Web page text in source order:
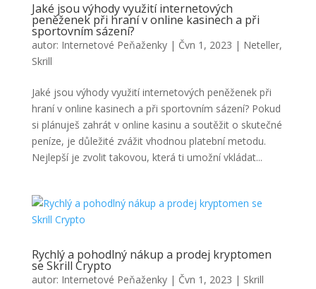
Jaké jsou výhody využití internetových
peněženek při hraní v online kasinech a při
sportovním sázení?
autor: Internetové Peňaženky| Čvn 1, 2023 | Neteller,
Skrill
Jaké jsou výhody využití internetových peněženek při
hraní v online kasinech a při sportovním sázení? Pokud
si plánuješ zahrát v online kasinu a soutěžit o skutečné
peníze, je důležité zvážit vhodnou platební metodu.
Nejlepší je zvolit takovou, která ti umožní vkládat...
Rychlý a pohodlný nákup a prodej kryptomen
se Skrill Crypto
autor: Internetové Peňaženky| Čvn 1, 2023 | Skrill